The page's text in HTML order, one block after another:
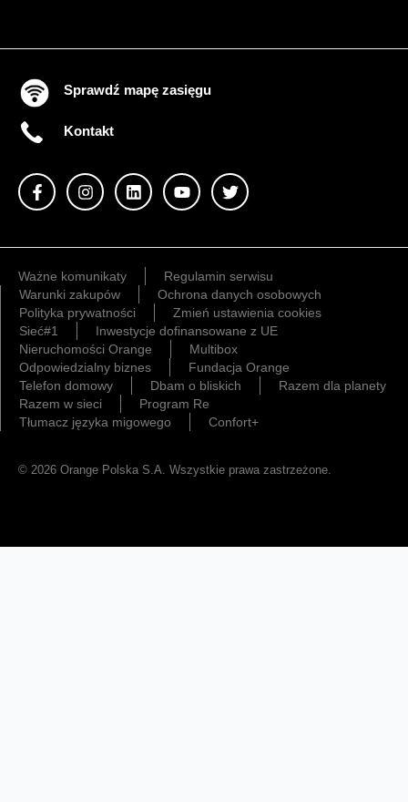
Sprawdź mapę zasięgu
Kontakt
Ważne komunikaty
Regulamin serwisu
Warunki zakupów
Ochrona danych osobowych
Polityka prywatności
Zmień ustawienia cookies
Sieć#1
Inwestycje dofinansowane z UE
Nieruchomości Orange
Multibox
Odpowiedzialny biznes
Fundacja Orange
Telefon domowy
Dbam o bliskich
Razem dla planety
Razem w sieci
Program Re
Tłumacz języka migowego
Confort+
© 2026 Orange Polska S.A. Wszystkie prawa zastrzeżone.